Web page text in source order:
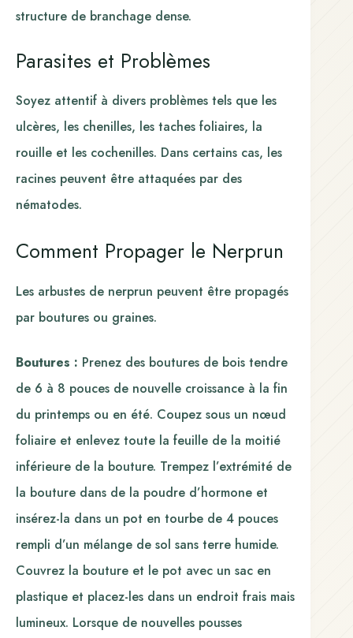
structure de branchage dense.
Parasites et Problèmes
Soyez attentif à divers problèmes tels que les
ulcères, les chenilles, les taches foliaires, la
rouille et les cochenilles. Dans certains cas, les
racines peuvent être attaquées par des
nématodes.
Comment Propager le Nerprun
Les arbustes de nerprun peuvent être propagés
par boutures ou graines.
Boutures : Prenez des boutures de bois tendre
de 6 à 8 pouces de nouvelle croissance à la fin
du printemps ou en été. Coupez sous un nœud
foliaire et enlevez toute la feuille de la moitié
inférieure de la bouture. Trempez l’extrémité de
la bouture dans de la poudre d’hormone et
insérez-la dans un pot en tourbe de 4 pouces
rempli d’un mélange de sol sans terre humide.
Couvrez la bouture et le pot avec un sac en
plastique et placez-les dans un endroit frais mais
lumineux. Lorsque de nouvelles pousses